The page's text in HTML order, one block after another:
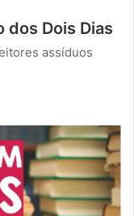
dos Dois Dias
assíduos